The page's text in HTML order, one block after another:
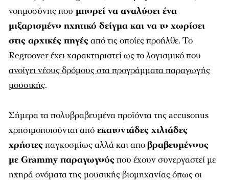
νοημοσύνης που μπορεί να αναλύσει ένα
μιξαρισμένο ηχητικό δείγμα και να το χωρίσει
στις αρχικές πηγέςαπό τις οποίες προήλθε. Το
Regroover έχει χαρακτηριστεί ως το λογισμικό που
ανοίγει νέους δρόμους στα προγράμματα παραγωγής
μουσικής.
Σήμερα τα πολυβραβευμένα προϊόντα της accusonus
χρησιμοποιούνται από εκατοντάδες χιλιάδες
χρήστεςπαγκοσμίως αλλά και αποβραβευμένους
με Grammy παραγωγούςπου έχουν συνεργαστεί με
ηχηρά ονόματα της μουσικής βιομηχανίας όπως οι